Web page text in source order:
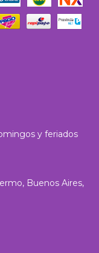
y feriados
Buenos Aires,